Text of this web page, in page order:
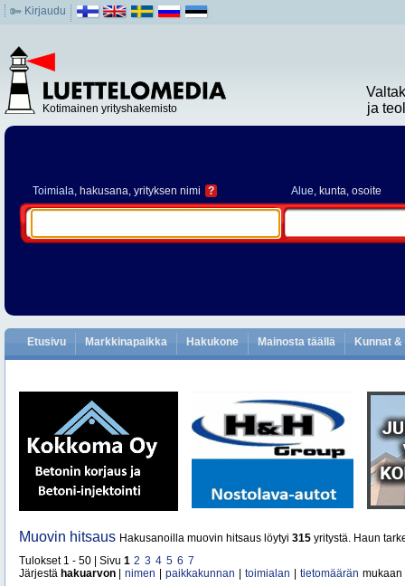
Kirjaudu
Kotimainen yrityshakemisto
ja
Toimiala, hakusana, yrityksen nimi ? Alue, kunta, osoite
Etusivu Markkinapaikka Hakukone Mainosta täällä Kunnat
Muovin hitsaus Hakusanoilla muovin hitsaus löytyi 315 yritystä. Haun
Tulokset 1 - 50 | Sivu 1 2 3 4 5 6 7
Järjestä hakuarvon nimen paikkakunnan toimialan tietomäärän mukaan